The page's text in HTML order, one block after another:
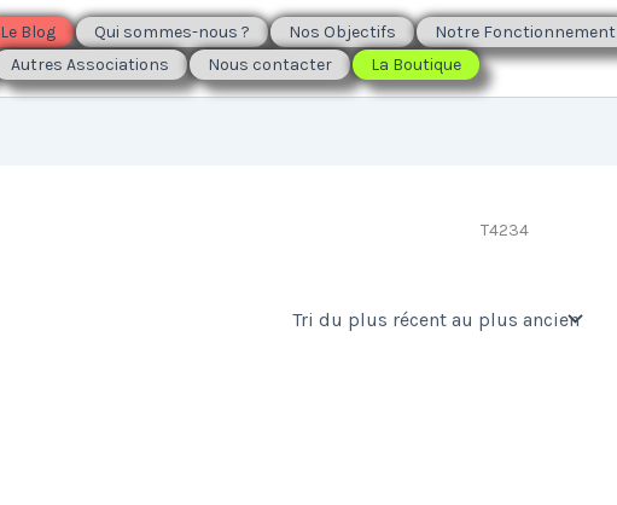
Le Blog Qui sommes-nous ? Nos Objectifs Notre Fonctionnement
Autres Associations Nous contacter La Boutique
T4234